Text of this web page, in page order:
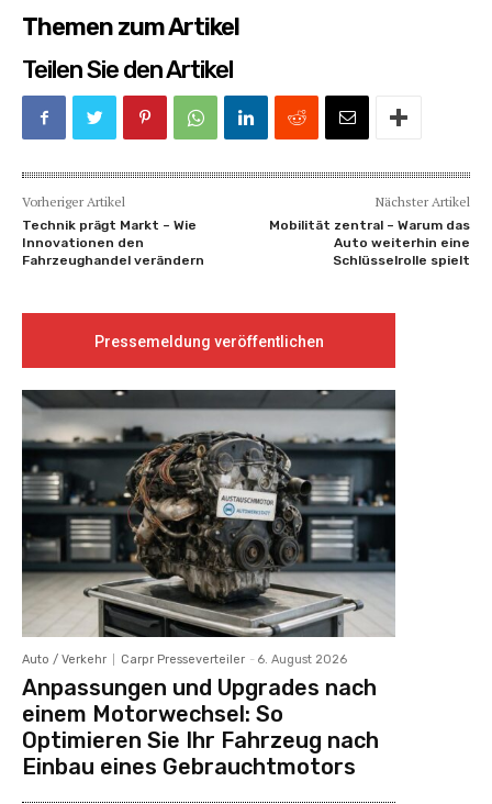
Themen zum Artikel
Teilen Sie den Artikel
Vorheriger Artikel
Technik prägt Markt – Wie
Innovationen den
Fahrzeughandel verändern
Nächster Artikel
Mobilität zentral – Warum das
Auto weiterhin eine
Schlüsselrolle spielt
Pressemeldung veröffentlichen
Auto / Verkehr Carpr Presseverteiler - 6. August 2026
Anpassungen und Upgrades nach
einem Motorwechsel: So
Optimieren Sie Ihr Fahrzeug nach
Einbau eines Gebrauchtmotors